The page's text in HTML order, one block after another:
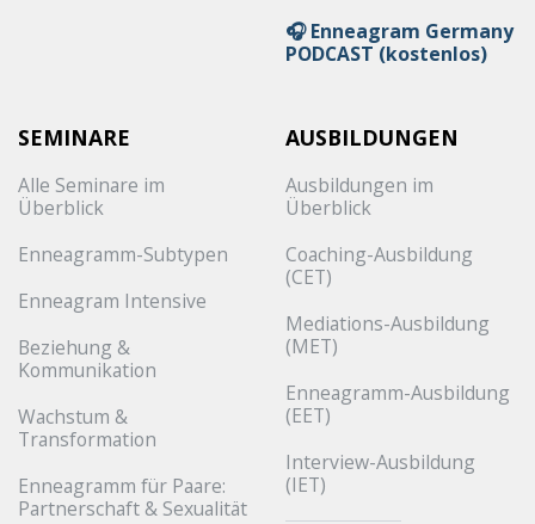
🎧 Enneagram Germany
PODCAST (kostenlos)
SEMINARE
Alle Seminare im
Überblick
Enneagramm-Subtypen
Enneagram Intensive
Beziehung &
Kommunikation
Wachstum &
Transformation
Enneagramm für Paare:
Partnerschaft & Sexualität
AUSBILDUNGEN
Ausbildungen im
Überblick
Coaching-Ausbildung
(CET)
Mediations-Ausbildung
(MET)
Enneagramm-Ausbildung
(EET)
Interview-Ausbildung
(IET)